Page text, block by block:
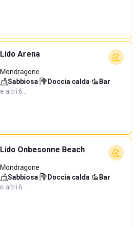
Lido Arena
Mondragone
Sabbiosa· Doccia calda· Bar·
e altri 6…
Lido Onbesonne Beach
Mondragone
Sabbiosa· Doccia calda· Bar·
e altri 6…